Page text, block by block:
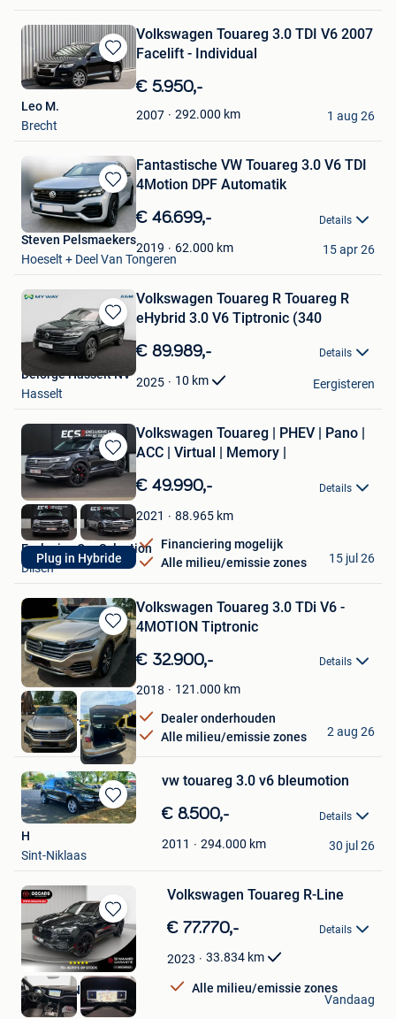
Bewaren
in
Favorieten
Volkswagen Touareg 3.0 TDI V6 2007
Facelift - Individual
€ 5.950,-
2007 292.000 km
Leo M.
Brecht
1 aug 26
Bewaren
in
Mijn
Favorieten
Fantastische VW Touareg 3.0 V6 TDI
4Motion DPF Automatik
€ 46.699,- Details
2019 62.000 km
Steven Pelsmaekers
Hoeselt + Deel Van Tongeren
15 apr 26
Bewaren
in
Mijn
Favorieten
Volkswagen Touareg R Touareg R
eHybrid 3.0 V6 Tiptronic (340
€ 89.989,- Details
2025 10 km
Delorge Hasselt NV
Hasselt
Eergisteren
Bewaren
in
Mijn
Favorieten
Plug in Hybride
Volkswagen Touareg | PHEV | Pano |
ACC | Virtual | Memory |
€ 49.990,- Details
2021 88.965 km
Financiering mogelijk
Alle milieu/emissie zones
Exclusive Car Selection
Dilsen
15 jul 26
Bewaren
in
Mijn
Favorieten
Volkswagen Touareg 3.0 TDi V6 -
4MOTION Tiptronic
€ 32.900,- Details
2018 121.000 km
Dealer onderhouden
Alle milieu/emissie zones
Boz Motors
Temse
2 aug 26
Bewaren
in
vw touareg 3.0 v6 bleumotion
€ 8.500,- Details
2011 294.000 km
H
Sint-Niklaas
30 jul 26
Bewaren
in
Mijn
Favorieten
Volkswagen Touareg R-Line
€ 77.770,- Details
2023 33.834 km
Alle milieu/emissie zones
BOCARS NV
Zulte
Vandaag